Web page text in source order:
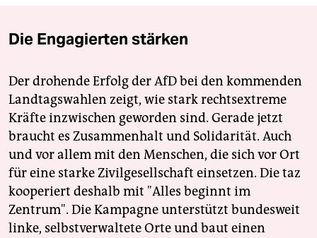
Die Engagierten stärken
Der drohende Erfolg der AfD bei den kommenden
Landtagswahlen zeigt, wie stark rechtsextreme
Kräfte inzwischen geworden sind. Gerade jetzt
braucht es Zusammenhalt und Solidarität. Auch
und vor allem mit den Menschen, die sich vor Ort
für eine starke Zivilgesellschaft einsetzen. Die taz
kooperiert deshalb mit "Alles beginnt im
Zentrum". Die Kampagne unterstützt bundesweit
linke, selbstverwaltete Orte und baut einen